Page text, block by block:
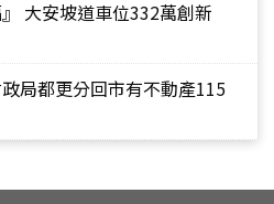
大安坡道車位332萬創新
局都更分回市有不動產115